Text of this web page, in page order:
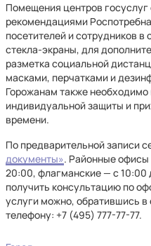
Помещения центров
рекомендациями
посетителей и сотрудников
стекла-экраны, для
разметка социальной
масками, перчатками и
Горожанам также необходимо
индивидуальной защиты и
времени.
По предварительной записи
документы». Районные
20:00, флагманские — с 10:00
получить консультацию по
услуги можно, обратившись
телефону: +7 (495) 777-77-77.